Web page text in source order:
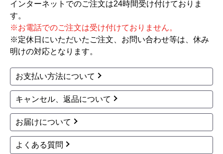
インターネットでのご注文は24時間受け付けておりま
す。
※お電話でのご注文は受け付けておりません。
※定休日にいただいたご注文、お問い合わせ等は、休み
明けの対応となります。